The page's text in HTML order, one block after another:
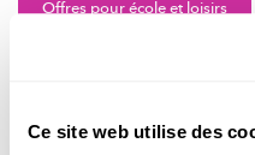
Ce site web utilise des
Offres pour école et loisirs
science and